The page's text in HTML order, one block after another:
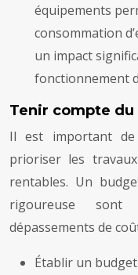
équipements
consommation
un impact
fonctionnement
Tenir compte
Il est important
prioriser les
rentables. Un
rigoureuse
dépassements de
Établir un